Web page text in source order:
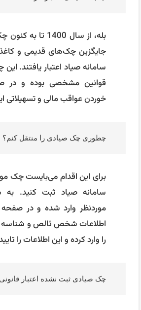
بله، از سال 1400
جایگزین چک‌های قدیمی و
سامانه صیاد اعتبار یافتند.
قوانین مشخصی بوده و در
خوردن عواقب مالی و تسهیلاتی
چطوری چک صیادی را منتقل کنم؟
برای این اقدام می‌بایست چک
سامانه صیاد ثبت کنید. به
موردنظر وارد شده و در
را وارد کرده و این اطلاعات را
چک صیادی ثبت نشده اعتبار